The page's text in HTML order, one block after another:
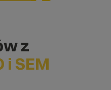
z
i SEM